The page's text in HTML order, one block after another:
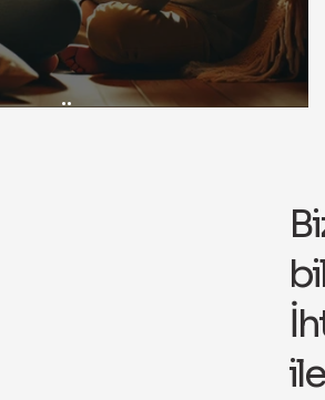
Öfke Sorunları